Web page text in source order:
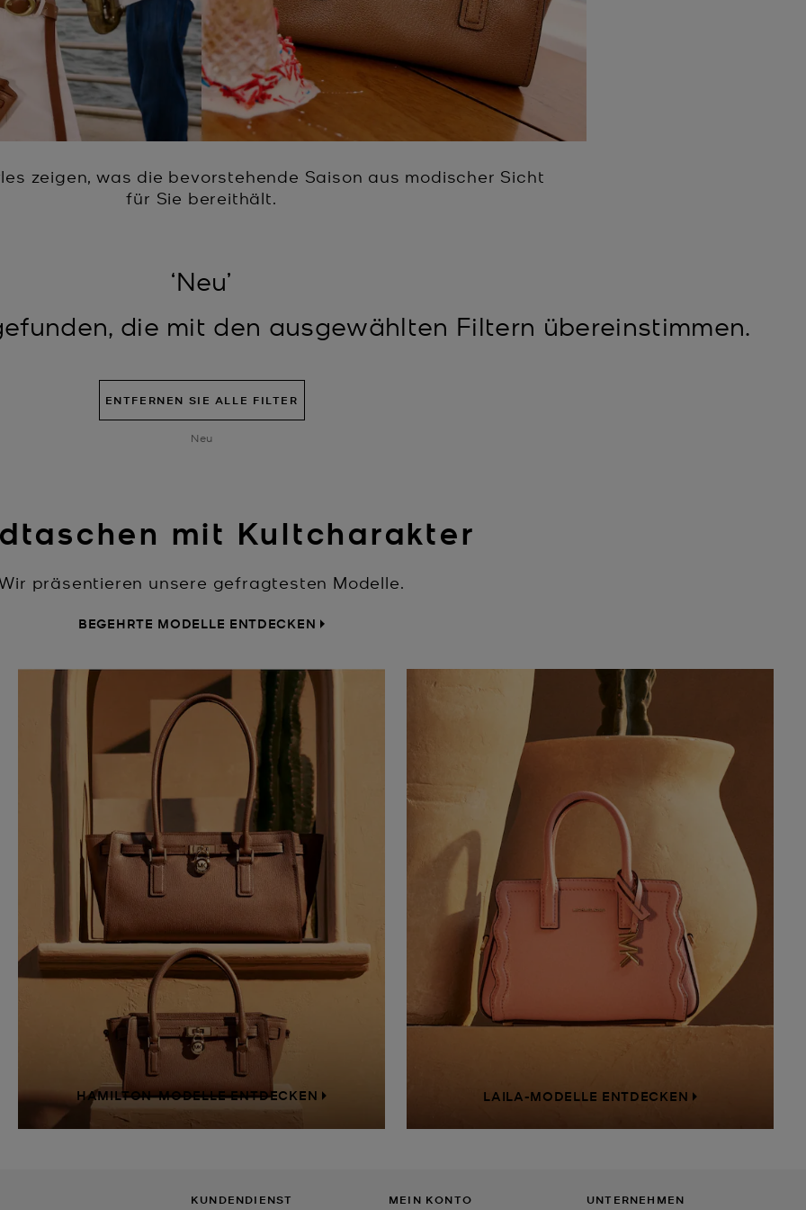
zeigen, was die bevorstehende Saison aus modischer Sicht
für Sie bereithält.
‘Neu’
die mit den ausgewählten Filtern übereinstimmen.
ENTFERNEN SIE ALLE FILTER
Neu
mit Kultcharakter
präsentieren unsere gefragtesten Modelle.
BEGEHRTE MODELLE ENTDECKEN
HAMILTON-MODELLE ENTDECKEN LAILA-MODELLE ENTDECKEN
KUNDENDIENST MEIN KONTO UNTERNEHMEN